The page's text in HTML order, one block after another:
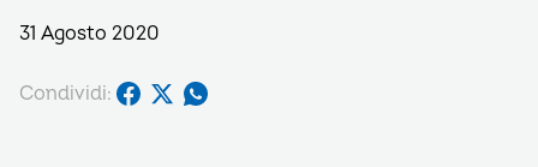
31 Agosto 2020
Condividi: